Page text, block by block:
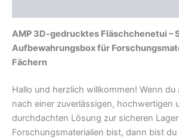
AMP 3D-gedrucktes Fläschchenetui –
Aufbewahrungsbox für
Fächern
Hallo und herzlich willkommen! Wenn du
nach einer zuverlässigen, hochwertigen
durchdachten Lösung zur sicheren
Forschungsmaterialien bist, dann bist